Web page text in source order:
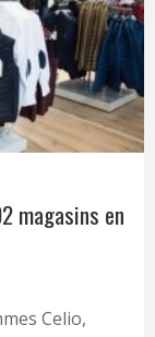
magasins en
Celio,